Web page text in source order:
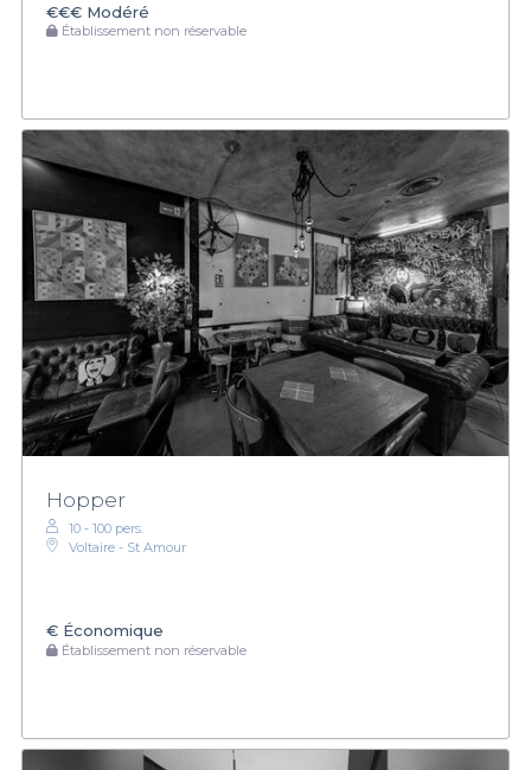
€€€ Modéré
Établissement non réservable
Hopper
10 - 100 pers.
Voltaire - St Amour
€ Économique
Établissement non réservable